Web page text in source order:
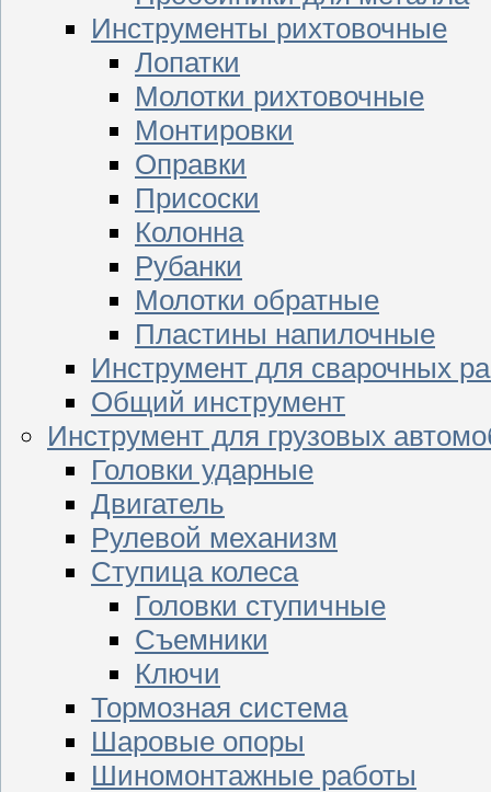
Инструменты рихтовочные
Лопатки
Молотки рихтовочные
Монтировки
Оправки
Присоски
Колонна
Рубанки
Молотки обратные
Пластины напилочные
Инструмент для сварочных
Общий инструмент
Инструмент для грузовых
Головки ударные
Двигатель
Рулевой механизм
Ступица колеса
Головки ступичные
Съемники
Ключи
Тормозная система
Шаровые опоры
Шиномонтажные работы